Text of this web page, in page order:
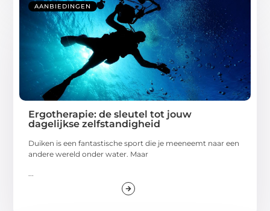
AANBIEDINGEN
Ergotherapie: de sleutel tot jouw
dagelijkse zelfstandigheid
Duiken is een fantastische sport die je meeneemt naar een
andere wereld onder water. Maar